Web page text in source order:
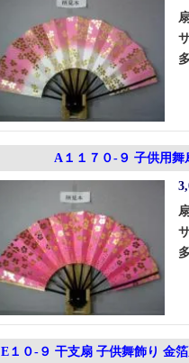
A１１７０-９ 子供用
E１０-９ 干支扇 子供舞飾り 金